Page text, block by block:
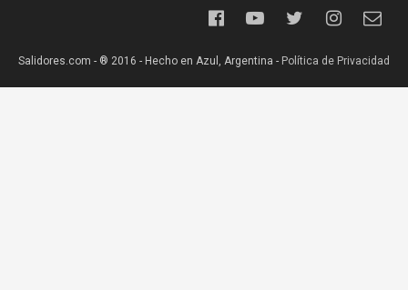
Salidores.com - ® 2016 - Hecho en Azul, Argentina - Política de Privacidad